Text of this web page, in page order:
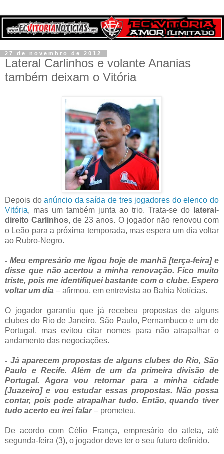
27 de novembro de 2012
Lateral Carlinhos e volante Ananias
também deixam o Vitória
Depois doanúncio da saída de tres jogadores do elenco do
Vitória, mas um também junta ao trio. Trata-se do
lateral-
direito Carlinhos, de 23 anos. O jogador não renovou com
o Leão para a próxima temporada, mas espera um dia voltar
ao Rubro-Negro.
- Meu empresário me ligou hoje de manhã [terça-feira] e
disse que não acertou a minha renovação. Fico muito
triste, pois me identifiquei bastante com o clube. Espero
voltar um dia – afirmou, em entrevista ao Bahia Notícias.
O jogador garantiu que já recebeu propostas de alguns
clubes do Rio de Janeiro, São Paulo, Pernambuco e um de
Portugal, mas evitou citar nomes para não atrapalhar o
andamento das negociações.
- Já aparecem propostas de alguns clubes do Rio, São
Paulo e Recife. Além de um da primeira divisão de
Portugal. Agora vou retornar para a minha cidade
[Juazeiro] e vou estudar essas propostas. Não possa
contar, pois pode atrapalhar tudo. Então, quando tiver
tudo acerto eu irei falar– prometeu.
De acordo com Célio França, empresário do atleta, até
segunda-feira (3), o jogador deve ter o seu futuro definido.